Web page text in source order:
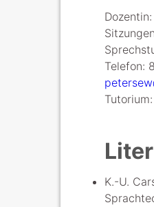
Telefon:
K.-U.